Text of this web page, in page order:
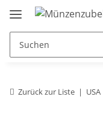
Zurück zur Liste USA